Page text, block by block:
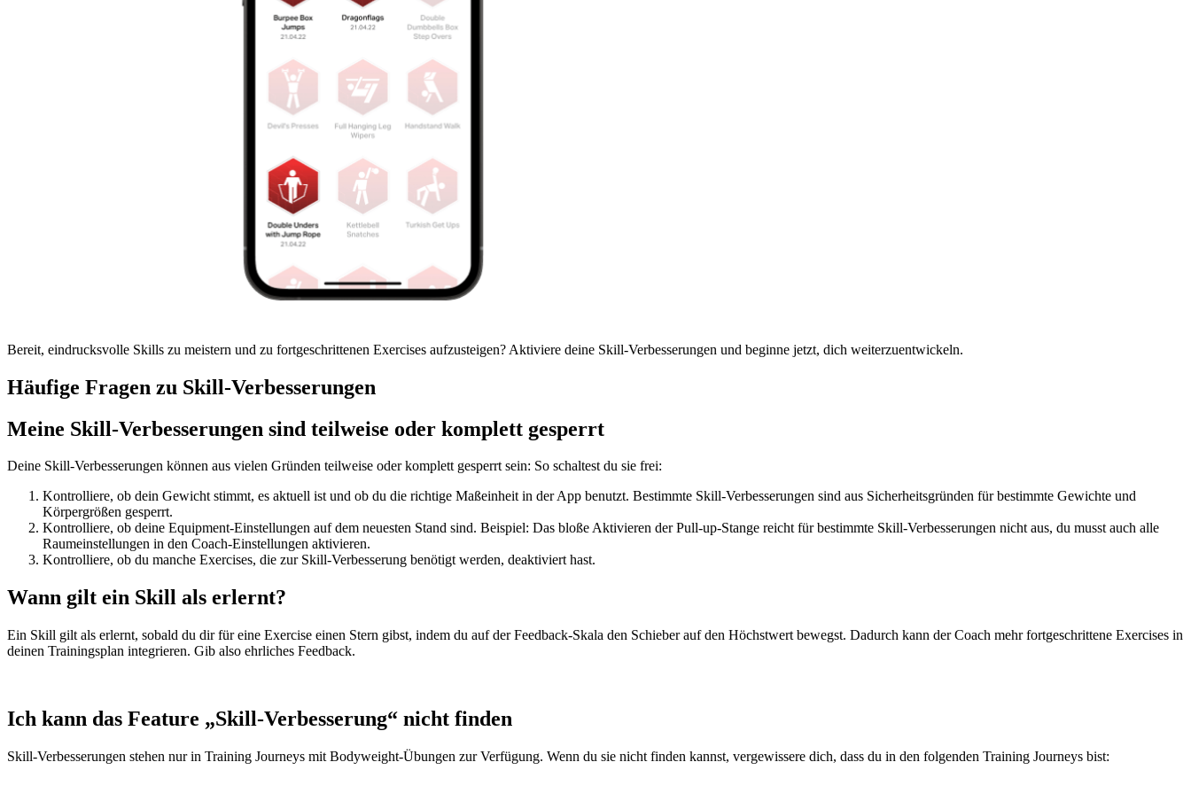
Bereit, eindrucksvolle Skills zu meistern und zu fortgeschrittenen Exercises aufzusteigen? Aktiviere deine Skill-Verbesserungen und beginne jetzt, dich weiterzuentwickeln.
Häufige Fragen zu Skill-Verbesserungen
Meine Skill-Verbesserungen sind teilweise oder komplett gesperrt
Deine Skill-Verbesserungen können aus vielen Gründen teilweise oder komplett gesperrt sein: So schaltest du sie frei:
Kontrolliere, ob dein Gewicht stimmt, es aktuell ist und ob du die richtige Maßeinheit in der App benutzt. Bestimmte Skill-Verbesserungen sind aus Sicherheitsgründen für bestimmte Gewichte und
Körpergrößen gesperrt.
Kontrolliere, ob deine Equipment-Einstellungen auf dem neuesten Stand sind. Beispiel: Das bloße Aktivieren der Pull-up-Stange reicht für bestimmte Skill-Verbesserungen nicht aus, du musst auch alle
Raumeinstellungen in den Coach-Einstellungen aktivieren.
Kontrolliere, ob du manche Exercises, die zur Skill-Verbesserung benötigt werden, deaktiviert hast.
Wann gilt ein Skill als erlernt?
Ein Skill gilt als erlernt, sobald du dir für eine Exercise einen Stern gibst, indem du auf der Feedback-Skala den Schieber auf den Höchstwert bewegst. Dadurch kann der Coach mehr fortgeschrittene Exercises in
deinen Trainingsplan integrieren. Gib also ehrliches Feedback.
Ich kann das Feature „Skill-Verbesserung“ nicht finden
Skill-Verbesserungen stehen nur in Training Journeys mit Bodyweight-Übungen zur Verfügung. Wenn du sie nicht finden kannst, vergewissere dich, dass du in den folgenden Training Journeys bist: